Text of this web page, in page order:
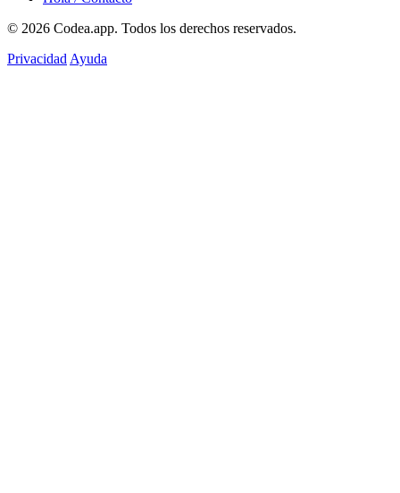
© 2026 Codea.app. Todos los derechos reservados.
PrivacidadAyuda